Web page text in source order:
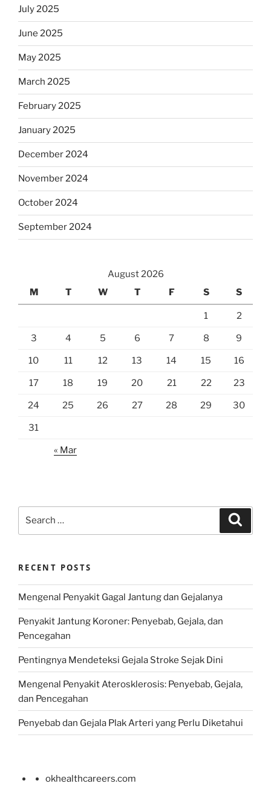
July 2025
June 2025
May 2025
March 2025
February 2025
January 2025
December 2024
November 2024
October 2024
September 2024
August 2026
M
T W T F S S
1 2
3 4 5 6 7 8 9
10 11 12 13 14 15 16
17 18 19 20 21 22 23
24 25 26 27 28 29 30
31
« Mar
RECENT POSTS
Mengenal Penyakit Gagal Jantung dan Gejalanya
Penyakit Jantung Koroner: Penyebab, Gejala, dan
Pencegahan
Pentingnya Mendeteksi Gejala Stroke Sejak Dini
Mengenal Penyakit Aterosklerosis: Penyebab, Gejala,
dan Pencegahan
Penyebab dan Gejala Plak Arteri yang Perlu Diketahui
okhealthcareers.com